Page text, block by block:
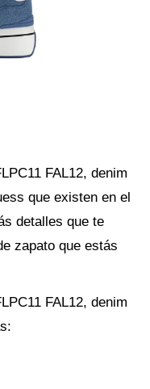
FAL12, denim
que existen en el
detalles que te
zapato que estás
FAL12, denim